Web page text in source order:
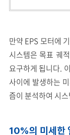
만약 EPS 모터에
시스템은 목표 궤
요구하게 됩니다.
사이에 발생하는
즘이 분석하여 시
10%의 미세한